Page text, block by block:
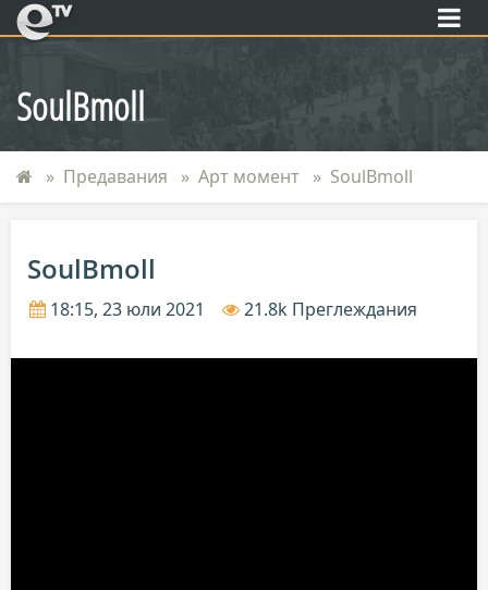
eTV
SoulBmoll
Предавания Арт момент SoulBmoll
SoulBmoll
18:15, 23 юли 2021 21.8k Преглеждания